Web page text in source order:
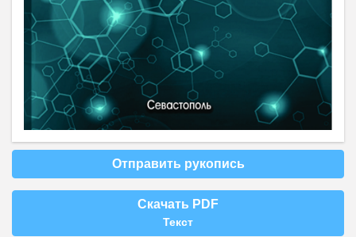
Отправить рукопись
Скачать PDF
Текст